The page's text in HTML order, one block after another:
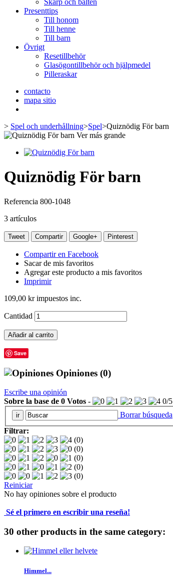
Skärp och bälten
Presenttips
Till honom
Till henne
Till barn
Övrigt
Resetillbehör
Glasögontillbehör och hjälpmedel
Pilleraskar
contacto
mapa sitio
> Spel och underhållning>Spel>Quiznödig För barn
Ver más grande
Quiznödig För barn
Referencia 800-1048
3 artículos
Tweet Compartir Google+ Pinterest
Compartir en Facebook
Sacar de mis favoritos
Agregar este producto a mis favoritos
Imprimir
109,00 krimpuestos inc.
Cantidad
Añadir al carrito
Save
Opiniones (0)
Escribe una opinión
Sobre la base de 0 Votos - 0/5
Borrar búsqueda
Filtrar:
(0)
(0)
(0)
(0)
(0)
Reiniciar
No hay opiniones sobre el producto
Sé el primero en escribir una reseña!
30 other products in the same category:
Himmel...